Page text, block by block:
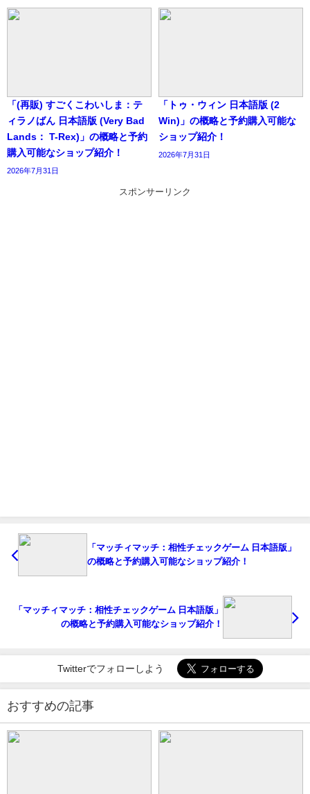
「(再販) すごくこわいしま：テ
ィラノばん 日本語版 (Very Bad
Lands： T-Rex)」の概略と予約
購入可能なショップ紹介！
2026年7月31日
「トゥ・ウィン 日本語版 (2
Win)」の概略と予約購入可能な
ショップ紹介！
2026年7月31日
スポンサーリンク
「マッチィマッチ：相性チェックゲーム 日本語版」
の概略と予約購入可能なショップ紹介！
「マッチィマッチ：相性チェックゲーム 日本語版」
の概略と予約購入可能なショップ紹介！
Twitterでフォローしよう
おすすめの記事